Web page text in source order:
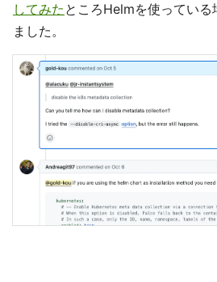
してみた ところHelmを使っている
ました。